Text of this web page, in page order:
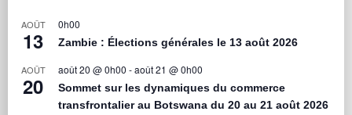
AOÛT
13
0h00
Zambie : Élections générales le 13 août 2026
AOÛT
20
août 20 @ 0h00 -août 21 @ 0h00
Sommet sur les dynamiques du commerce
transfrontalier au Botswana du 20 au 21 août 2026